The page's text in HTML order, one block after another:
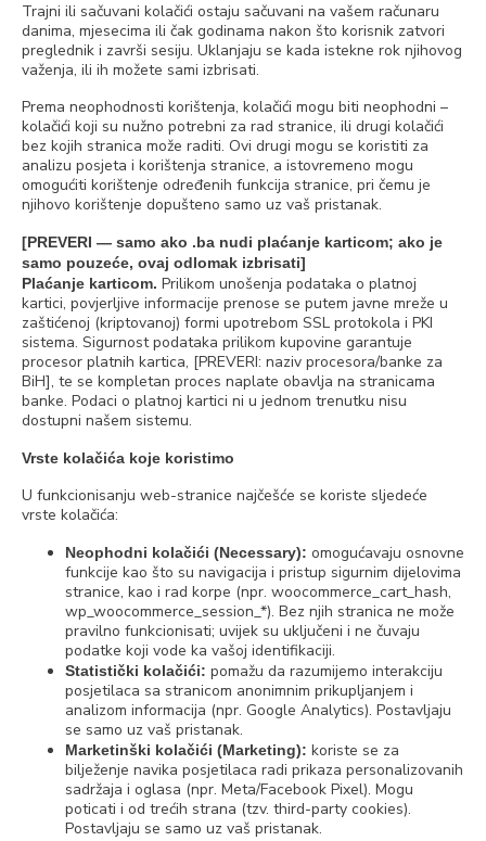
Trajni ili sačuvani kolačići ostaju sačuvani na vašem računaru
danima, mjesecima ili čak godinama nakon što korisnik zatvori
preglednik i završi sesiju. Uklanjaju se kada istekne rok njihovog
važenja, ili ih možete sami izbrisati.
Prema neophodnosti korištenja, kolačići mogu biti neophodni –
kolačići koji su nužno potrebni za rad stranice, ili drugi kolačići
bez kojih stranica može raditi. Ovi drugi mogu se koristiti za
analizu posjeta i korištenja stranice, a istovremeno mogu
omogućiti korištenje određenih funkcija stranice, pri čemu je
njihovo korištenje dopušteno samo uz vaš pristanak.
[PREVERI — samo ako .ba nudi plaćanje karticom; ako je
samo pouzeće, ovaj odlomak izbrisati]
Plaćanje karticom. Prilikom unošenja podataka o platnoj
kartici, povjerljive informacije prenose se putem javne mreže u
zaštićenoj (kriptovanoj) formi upotrebom SSL protokola i PKI
sistema. Sigurnost podataka prilikom kupovine garantuje
procesor platnih kartica, [PREVERI: naziv procesora/banke za
BiH], te se kompletan proces naplate obavlja na stranicama
banke. Podaci o platnoj kartici ni u jednom trenutku nisu
dostupni našem sistemu.
Vrste kolačića koje koristimo
U funkcionisanju web-stranice najčešće se koriste sljedeće
vrste kolačića:
Neophodni kolačići (Necessary): omogućavaju osnovne
funkcije kao što su navigacija i pristup sigurnim dijelovima
stranice, kao i rad korpe (npr. woocommerce_cart_hash,
wp_woocommerce_session_*). Bez njih stranica ne može
pravilno funkcionisati; uvijek su uključeni i ne čuvaju
podatke koji vode ka vašoj identifikaciji.
Statistički kolačići: pomažu da razumijemo interakciju
posjetilaca sa stranicom anonimnim prikupljanjem i
analizom informacija (npr. Google Analytics). Postavljaju
se samo uz vaš pristanak.
Marketinški kolačići (Marketing): koriste se za
bilježenje navika posjetilaca radi prikaza personalizovanih
sadržaja i oglasa (npr. Meta/Facebook Pixel). Mogu
poticati i od trećih strana (tzv. third-party cookies).
Postavljaju se samo uz vaš pristanak.